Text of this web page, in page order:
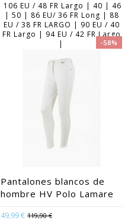
106 EU / 48 FR Largo | 40 | 46
| 50 | 86 EU/ 36 FR Long | 88
EU / 38 FR LARGO | 90 EU / 40
FR Largo | 94 EU / 42 FR Largo
|
-58%
Pantalones blancos de
hombre HV Polo Lamare
49,99 € 119,90 €